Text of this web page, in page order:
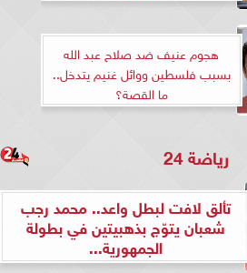
هجوم عنيف ضد صلاح عبد الله
بسبب فلسطين ووائل غنيم يتدخل..
ما القصة؟
رياضة 24
تألق لافت لبطل واعد.. محمد رجب
شعبان يتوّج بذهبيتين في بطولة
الجمهورية...